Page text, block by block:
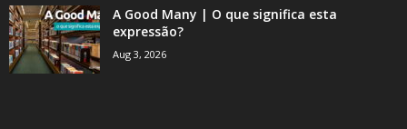
A Good Many | O que significa esta
expressão?
Aug 3, 2026